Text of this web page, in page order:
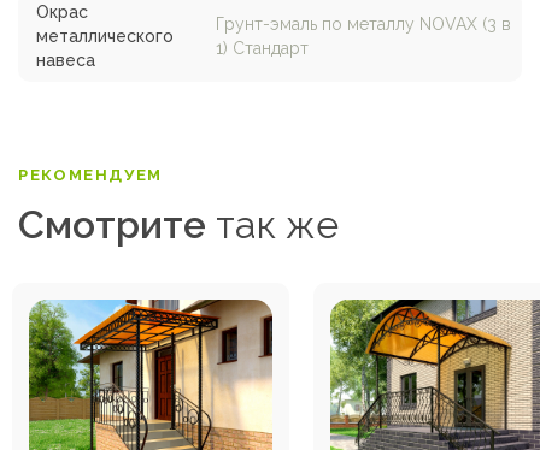
Окрас
металлического
навеса
Грунт-эмаль по металлу NOVAX (3 в
1) Стандарт
РЕКОМЕНДУЕМ
Смотрите так же